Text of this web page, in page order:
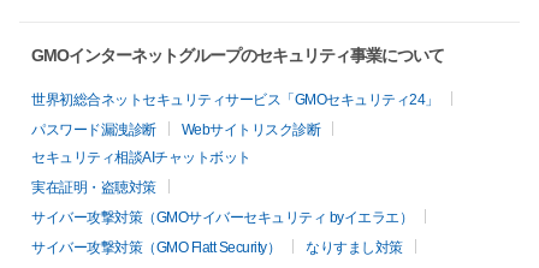
GMOインターネットグループのセキュリティ事業について
世界初総合ネットセキュリティサービス「GMOセキュリティ24」
パスワード漏洩診断
Webサイトリスク診断
セキュリティ相談AIチャットボット
実在証明・盗聴対策
サイバー攻撃対策（GMOサイバーセキュリティ byイエラエ）
サイバー攻撃対策（GMO Flatt Security）
なりすまし対策